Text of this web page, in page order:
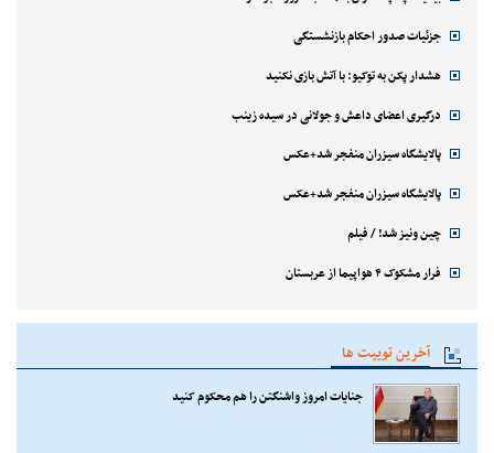
جزئیات صدور احکام بازنشستگی
هشدار پکن به توکیو: با آتش بازی نکنید
درگیری اعضای داعش و جولانی در سیده زینب
پالایشگاه سیزران منفجر شد+عکس
پالایشگاه سیزران منفجر شد+عکس
چین ونیز شد! / فیلم
فرار مشکوک ۴ هواپیما از عربستان
آخرین توییت ها
جنایات امروز واشنگتن را هم محکوم کنید